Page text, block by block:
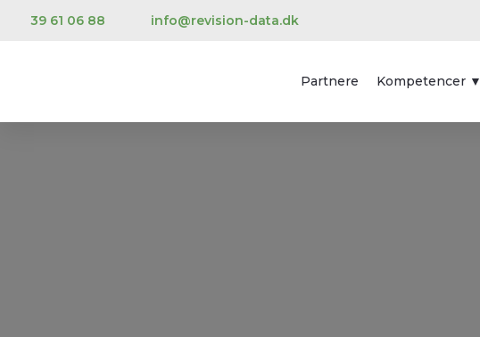
39 61 06 88 info@revision-data.dk
Partnere Kompetencer ▼